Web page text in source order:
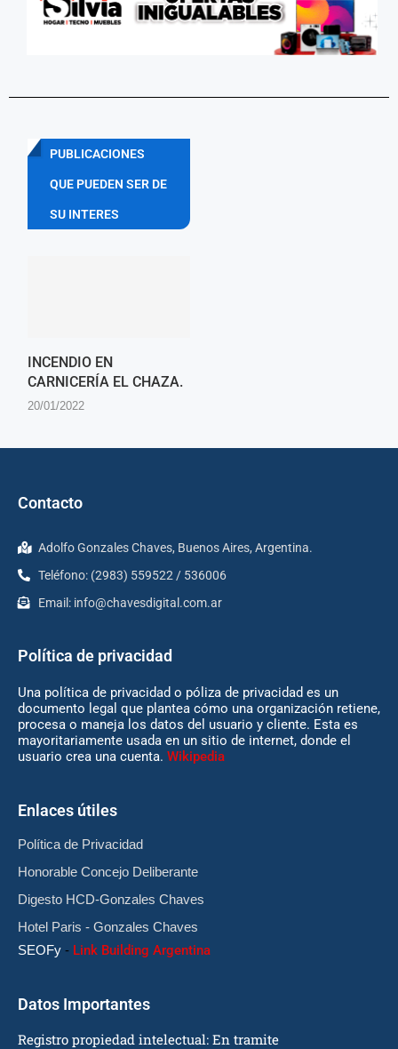
PUBLICACIONES
QUE PUEDEN SER DE
SU INTERES
INCENDIO EN
CARNICERÍA EL CHAZA.
20/01/2022
Contacto
Adolfo Gonzales Chaves, Buenos Aires, Argentina.
Teléfono: (2983) 559522 / 536006
Email: info@chavesdigital.com.ar
Política de privacidad
Una política de privacidad o póliza de privacidad es un
documento legal que plantea cómo una organización retiene,
procesa o maneja los datos del usuario y cliente. Esta es
mayoritariamente usada en un sitio de internet, donde el
usuario crea una cuenta. Wikipedia
Enlaces útiles
Política de Privacidad
Honorable Concejo Deliberante
Digesto HCD-Gonzales Chaves
Hotel Paris - Gonzales Chaves
SEOFy - Link Building Argentina
Datos Importantes
Registro propiedad intelectual: En tramite